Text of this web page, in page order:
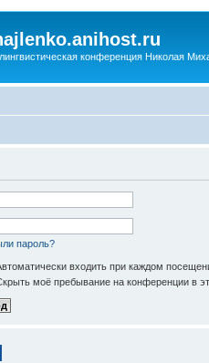
конференция Николая
пароль?
входить при каждом
моё пребывание на конференции в